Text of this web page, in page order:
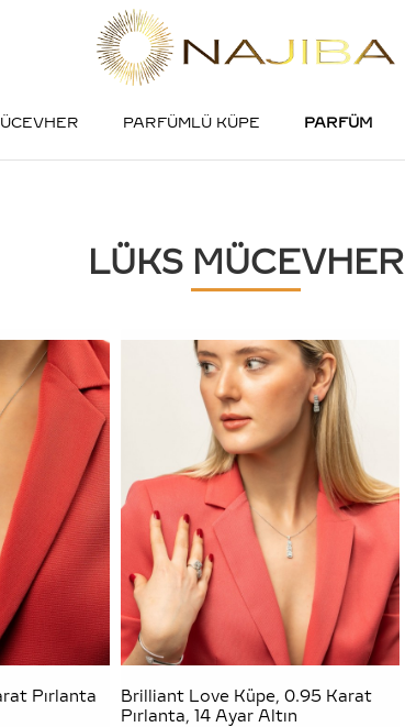
PARFÜMLÜ KÜPE PARFÜM
LÜKS MÜCEVHER
Pırlanta
Brilliant Love Küpe, 0.95 Karat
Pırlanta, 14 Ayar Altın